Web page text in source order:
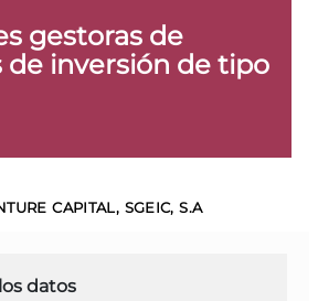
gestoras de
de inversión de tipo
CAPITAL, SGEIC, S.A
datos